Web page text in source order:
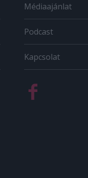
Médiaajánlat
Podcast
Kapcsolat